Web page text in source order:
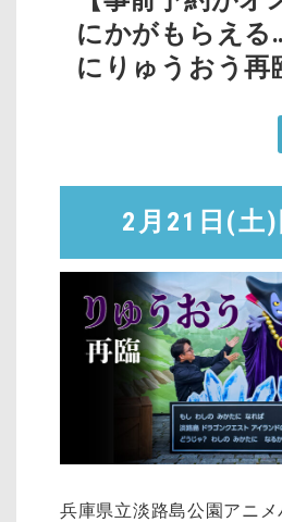
にかがもらえる
にりゅうおう再
2月21日(土)
兵庫県立淡路島公園アニ